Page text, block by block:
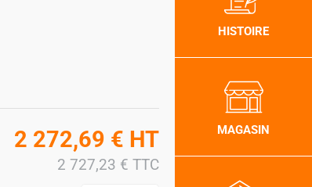
2 272,69 € HT
2 727,23 € TTC
HISTOIRE
MAGASIN